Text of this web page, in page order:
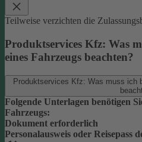
Teilweise verzichten die
Produktservices Kfz: Was
eines Fahrzeugs beachten?
Produktservices Kfz: Was muss ich
Folgende Unterlagen benötigen
Fahrzeugs:
Dokument erforderlich
Personalausweis oder Reisepass